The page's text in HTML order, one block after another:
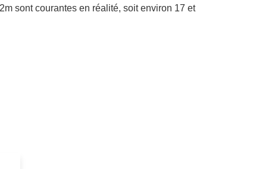
sont courantes en réalité, soit environ 17 et